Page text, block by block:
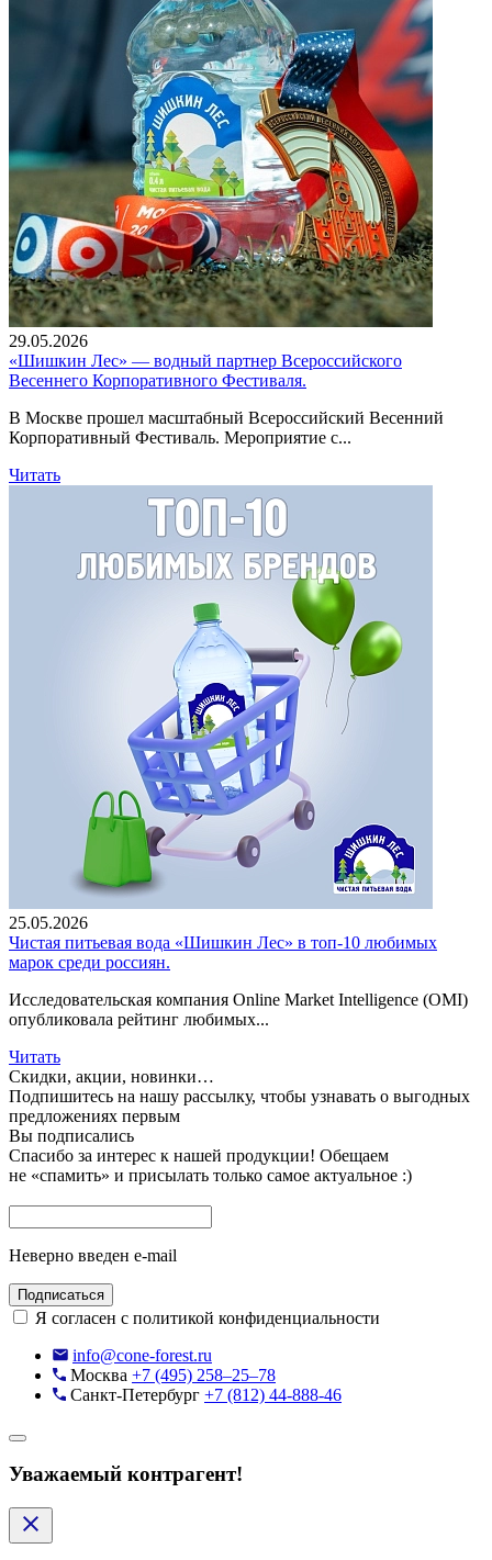
29.05.2026
«Шишкин Лес» — водный партнер Всероссийского
Весеннего Корпоративного Фестиваля.
В Москве прошел масштабный Всероссийский Весенний
Корпоративный Фестиваль. Мероприятие с...
Читать
25.05.2026
Чистая питьевая вода «Шишкин Лес» в топ-10 любимых
марок среди россиян.
Исследовательская компания Online Market Intelligence (OMI)
опубликовала рейтинг любимых...
Читать
Скидки, акции, новинки…
Подпишитесь на нашу рассылку, чтобы узнавать о выгодных
предложениях первым
Вы подписались
Спасибо за интерес к нашей продукции! Обещаем
не «спамить» и присылать только самое актуальное :)
Неверно введен e-mail
Подписаться
Я согласен с политикой конфиденциальности
info@cone-forest.ru
Москва +7 (495) 258–25–78
Санкт-Петербург +7 (812) 44-888-46
Уважаемый контрагент!